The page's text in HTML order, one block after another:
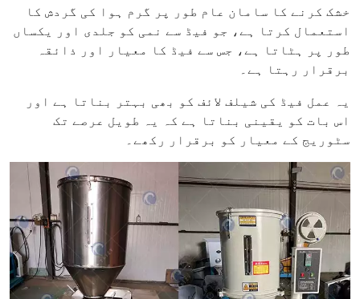
خشک کرنے کا سامان عام طور پر گرم ہوا کی گردش کا
استعمال کرتا ہے، جو فیڈ سے نمی کو جلدی اور یکساں
طور پر ہٹاتا ہے، جس سے فیڈ کا معیار اور ذائقہ
برقرار رہتا ہے۔
یہ عمل فیڈ کی شیلف لائف کو بھی بہتر بناتا ہے اور
اس بات کو یقینی بناتا ہے کہ یہ طویل عرصے تک
سٹوریج کے معیار کو برقرار رکھے۔